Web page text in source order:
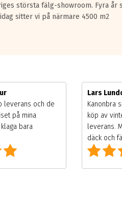
största fälg-showroom. Fyra
sitter vi på närmare 4500 m2
leverans och de
på mina
bara
Lars
Kanonbra
köp av
leverans.
däck och